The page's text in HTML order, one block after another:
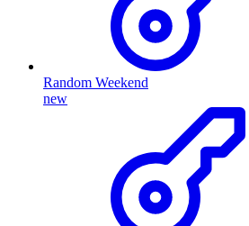
Random Weekend
new